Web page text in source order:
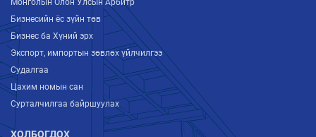
Монголын Олон Улсын Арбитр
Бизнесийн ёс зүйн төв
Бизнес ба Хүний эрх
Экспорт, импортын зөвлөх үйлчилгээ
Судалгаа
Цахим номын сан
Сурталчилгаа байршуулах
ХОЛБОГДОХ